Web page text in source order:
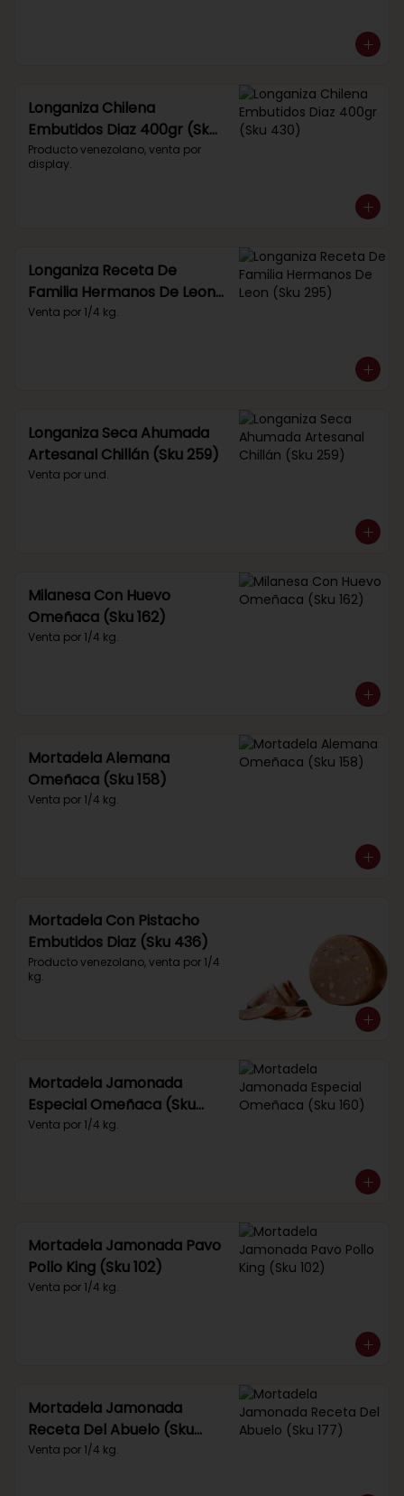
Longaniza Chilena
Embutidos Diaz 400gr (Sku
430)
Producto venezolano, venta por
display.
Longaniza Receta De
Familia Hermanos De Leon
(Sku 295)
Venta por 1/4 kg.
Longaniza Seca Ahumada
Artesanal Chillán (Sku 259)
Venta por und.
Milanesa Con Huevo
Omeñaca (Sku 162)
Venta por 1/4 kg.
Mortadela Alemana
Omeñaca (Sku 158)
Venta por 1/4 kg.
Mortadela Con Pistacho
Embutidos Diaz (Sku 436)
Producto venezolano, venta por 1/4
kg.
Mortadela Jamonada
Especial Omeñaca (Sku
160)
Venta por 1/4 kg.
Mortadela Jamonada Pavo
Pollo King (Sku 102)
Venta por 1/4 kg.
Mortadela Jamonada
Receta Del Abuelo (Sku
177)
Venta por 1/4 kg.